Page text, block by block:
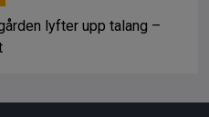
lyfter upp talang –